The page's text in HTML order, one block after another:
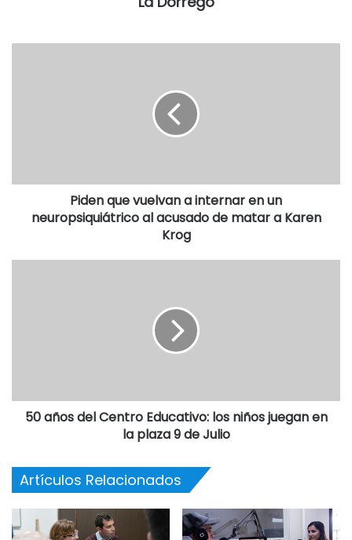
Piden que vuelvan a internar en un
neuropsiquiátrico al acusado de matar a Karen
Krog
50 años del Centro Educativo: los niños juegan en
la plaza 9 de Julio
Artículos Relacionados